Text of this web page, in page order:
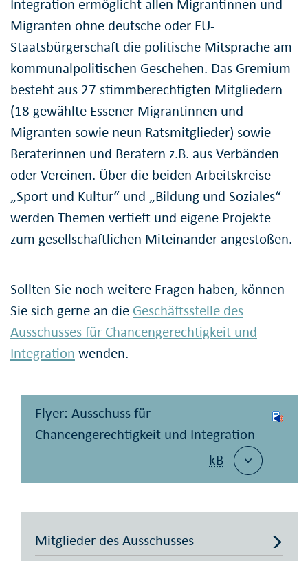
Integration ermöglicht allen Migrantinnen und
Migranten ohne deutsche oder EU-
Staatsbürgerschaft die politische Mitsprache am
kommunalpolitischen Geschehen. Das Gremium
besteht aus 27 stimmberechtigten Mitgliedern
(18 gewählte Essener Migrantinnen und
Migranten sowie neun Ratsmitglieder) sowie
Beraterinnen und Beratern z.B. aus Verbänden
oder Vereinen. Über die beiden Arbeitskreise
„Sport und Kultur“ und „Bildung und Soziales“
werden Themen vertieft und eigene Projekte
zum gesellschaftlichen Miteinander angestoßen.
Sollten Sie noch weitere Fragen haben, können
Sie sich gerne an die Geschäftsstelle des
Ausschusses für Chancengerechtigkeit und
Integration wenden.
Flyer: Ausschuss für
Chancengerechtigkeit und Integration
kB
Mitglieder des Ausschusses